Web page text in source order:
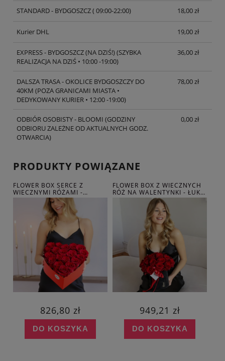
STANDARD - BYDGOSZCZ( 09:00-22:00) 18,00 zł
Kurier DHL 19,00 zł
EXPRESS - BYDGOSZCZ (NA DZIŚ!)(SZYBKA
REALIZACJA NA DZIŚ • 10:00 -19:00)
36,00 zł
DALSZA TRASA - OKOLICE BYDGOSZCZY DO
40KM (POZA GRANICAMI MIASTA •
DEDYKOWANY KURIER • 12:00 -19:00)
78,00 zł
ODBIÓR OSOBISTY - BLOOMI (GODZINY
ODBIORU ZALEŻNE OD AKTUALNYCH GODZ.
OTWARCIA)
0,00 zł
PRODUKTY POWIĄZANE
FLOWER BOX SERCE Z
WIECZNYMI RÓŻAMI -
KOCHAM CIĘ!
826,80 zł
DO KOSZYKA
FLOWER BOX Z WIECZNYCH
RÓŻ NA WALENTYNKI - ŁUK
KUPIDYNA
949,21 zł
DO KOSZYKA